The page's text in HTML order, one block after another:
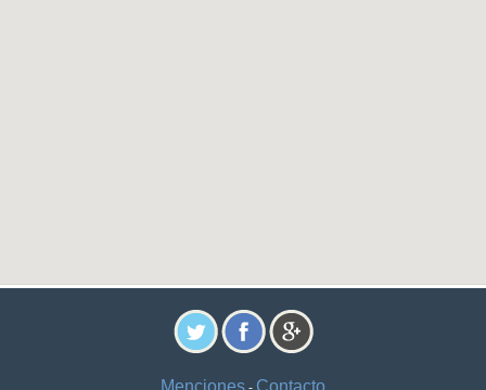
Menciones Contacto